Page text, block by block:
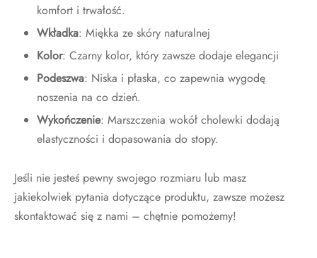
komfort i trwałość.
Wkładka: Miękka ze skóry naturalnej
Kolor: Czarny kolor, który zawsze dodaje elegancji
Podeszwa: Niska i płaska, co zapewnia wygodę
noszenia na co dzień.
Wykończenie: Marszczenia wokół cholewki dodają
elastyczności i dopasowania do stopy.
Jeśli nie jesteś pewny swojego rozmiaru lub masz
jakiekolwiek pytania dotyczące produktu, zawsze możesz
skontaktować się z nami – chętnie pomożemy!